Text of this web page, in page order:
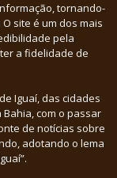
tornando-
site é um dos mais
pela
a fidelidade de
Iguaí, das cidades
com o passar
de notícias sobre
adotando o lema